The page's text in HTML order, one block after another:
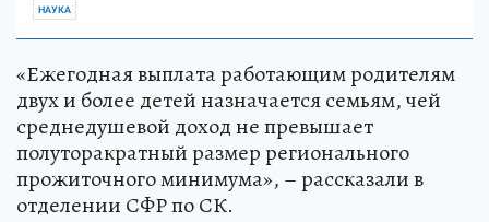
НАУКА
«Ежегодная выплата работающим родителям
двух и более детей назначается семьям, чей
среднедушевой доход не превышает
полуторакратный размер регионального
прожиточного минимума», – рассказали в
отделении СФР по СК.